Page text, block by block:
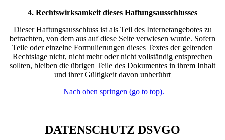
4. Rechtswirksamkeit dieses Haftungsausschlusses
Dieser Haftungsausschluss ist als Teil des Internetangebotes zu
betrachten, von dem aus auf diese Seite verwiesen wurde. Sofern
Teile oder einzelne Formulierungen dieses Textes der geltenden
Rechtslage nicht, nicht mehr oder nicht vollständig entsprechen
sollten, bleiben die übrigen Teile des Dokumentes in ihrem Inhalt
und ihrer Gültigkeit davon unberührt
Nach oben springen (go to top).
DATENSCHUTZ DSVGO